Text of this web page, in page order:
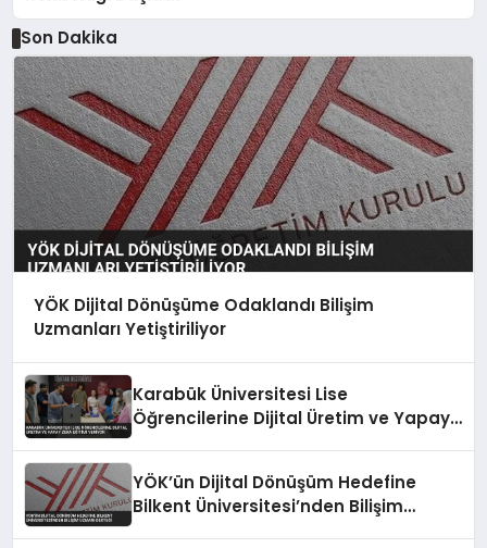
Son Dakika
YÖK Dijital Dönüşüme Odaklandı Bilişim
Uzmanları Yetiştiriliyor
Karabük Üniversitesi Lise
Öğrencilerine Dijital Üretim ve Yapay
YÖK’ün Dijital Dönüşüm Hedefine
Bilkent Üniversitesi’nden Bilişim